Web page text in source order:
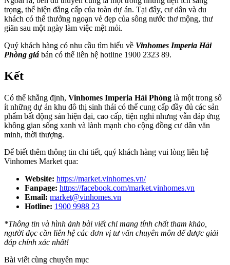
trọng, thể hiện đẳng cấp của toàn dự án. Tại đây, cư dân và du
khách có thể thưởng ngoạn vẻ đẹp của sông nước thơ mộng, thư
giãn sau một ngày làm việc mệt mỏi.
Quý khách hàng có nhu cầu tìm hiểu về Vinhomes Imperia Hải
Phòng giá bán có thể liên hệ hotline 1900 2323 89.
Kết
Có thể khẳng định, Vinhomes Imperia Hải Phòng là một trong số
ít những dự án khu đô thị sinh thái có thể cung cấp đầy đủ các sản
phẩm bất động sản hiện đại, cao cấp, tiện nghi nhưng vẫn đáp ứng
không gian sống xanh và lành mạnh cho cộng đồng cư dân văn
minh, thời thượng.
Để biết thêm thông tin chi tiết, quý khách hàng vui lòng liên hệ
Vinhomes Market qua:
Website: https://market.vinhomes.vn/
Fanpage: https://facebook.com/market.vinhomes.vn
Email: market@vinhomes.vn
Hotline: 1900 9988 23
*Thông tin và hình ảnh bài viết chỉ mang tính chất tham khảo,
người đọc cần liên hệ các đơn vị tư vấn chuyên môn để được giải
đáp chính xác nhất!
Bài viết cùng chuyên mục